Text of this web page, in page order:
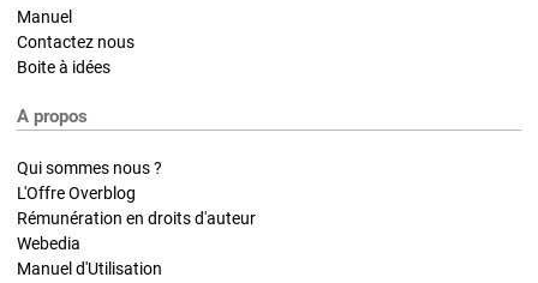
Manuel
Contactez nous
Boite à idées
A propos
Qui sommes nous ?
L'Offre Overblog
Rémunération en droits d'auteur
Webedia
Manuel d'Utilisation